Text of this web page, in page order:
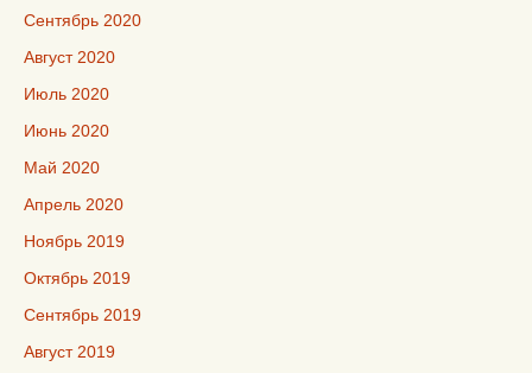
Сентябрь 2020
Август 2020
Июль 2020
Июнь 2020
Май 2020
Апрель 2020
Ноябрь 2019
Октябрь 2019
Сентябрь 2019
Август 2019